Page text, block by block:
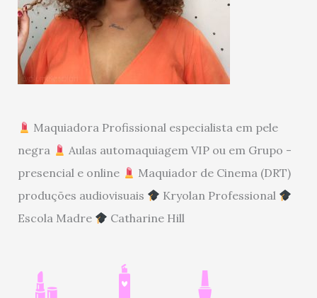
Maquiadora Profissional especialista em pele
negra
Aulas automaquiagem VIP ou em Grupo -
presencial e online
Maquiador de Cinema (DRT)
produções audiovisuais
Kryolan Professional
Escola Madre
Catharine Hill